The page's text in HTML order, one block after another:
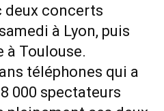
deux concerts
à Lyon, puis
à Toulouse.
téléphones qui a
000 spectateurs